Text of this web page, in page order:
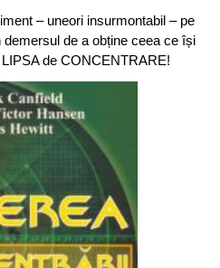
– uneori insurmontabil – pe
de a obține ceea ce își
de CONCENTRARE!